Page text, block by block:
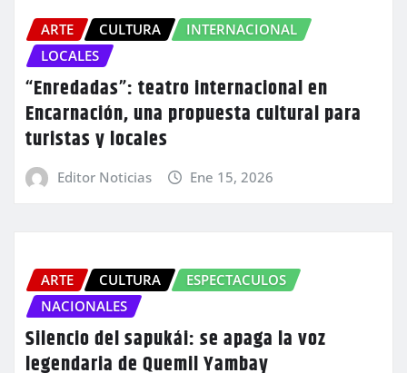
ARTE CULTURA
INTERNACIONAL
LOCALES
“Enredadas”: teatro internacional en
Encarnación, una propuesta cultural para
turistas y locales
Editor Noticias Ene 15, 2026
ARTE CULTURA
ESPECTACULOS
NACIONALES
Silencio del sapukái: se apaga la voz
legendaria de Quemil Yambay